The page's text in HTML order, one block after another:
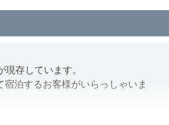
存しています。
泊するお客様がいらっしゃいま